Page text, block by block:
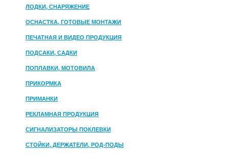
МАТЕРИАЛЫ
ЛОДКИ, СНАРЯЖЕНИЕ
ОСНАСТКА, ГОТОВЫЕ МОНТАЖИ
ПЕЧАТНАЯ И ВИДЕО ПРОДУКЦИЯ
ПОДСАКИ, САДКИ
ПОПЛАВКИ, МОТОВИЛА
ПРИКОРМКА
ПРИМАНКИ
РЕКЛАМНАЯ ПРОДУКЦИЯ
СИГНАЛИЗАТОРЫ ПОКЛЕВКИ
СТОЙКИ, ДЕРЖАТЕЛИ, РОД-ПОДЫ